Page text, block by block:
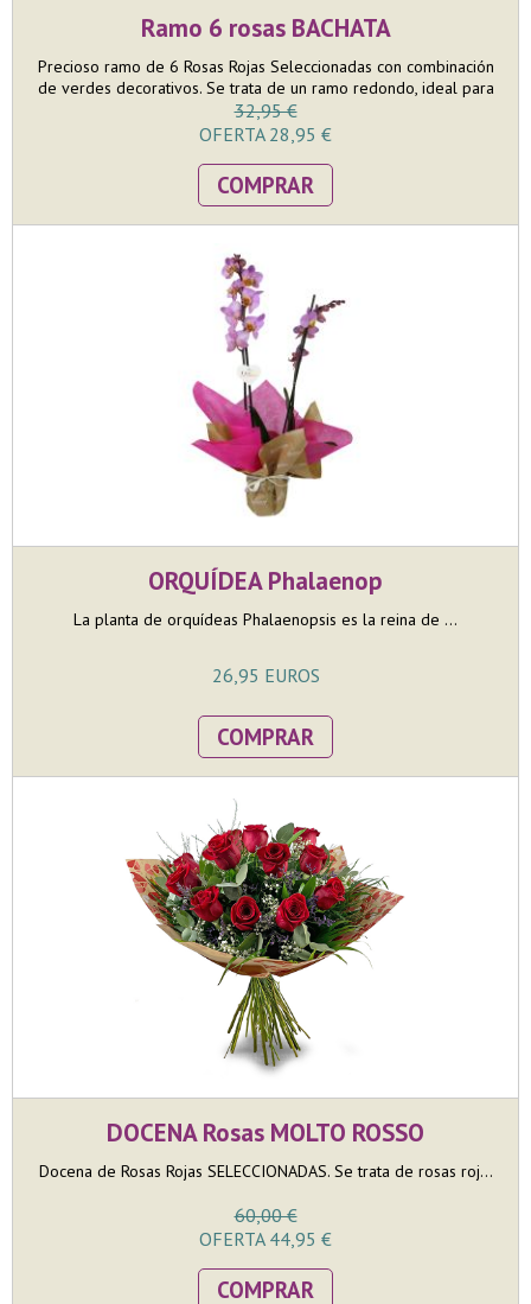
Ramo 6 rosas BACHATA
Precioso ramo de 6 Rosas Rojas Seleccionadas con combinación
de verdes decorativos. Se trata de un ramo redondo, ideal para
poner en jarrón en una mesa. El tamaño del ramo es mediano
pero llamativo donde en la confección nos esmeramos en que
va colocado dentro de una bolsa de papel kraft con corazones.
32,95 €
OFERTA 28,95 €
COMPRAR
ORQUÍDEA Phalaenop
La planta de orquídeas Phalaenopsis es la reina de ...
26,95 EUROS
COMPRAR
DOCENA Rosas MOLTO ROSSO
Docena de Rosas Rojas SELECCIONADAS. Se trata de rosas roj...
60,00 €
OFERTA 44,95 €
COMPRAR